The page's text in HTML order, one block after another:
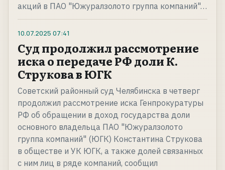
акций в ПАО "Южуралзолото группа компаний"…
10.07.2025 07:41
Суд продолжил рассмотрение
иска о передаче РФ доли К.
Струкова в ЮГК
Советский районный суд Челябинска в четверг
продолжил рассмотрение иска Генпрокуратуры
РФ об обращении в доход государства доли
основного владельца ПАО "Южуралзолото
группа компаний" (ЮГК) Константина Струкова
в обществе и УК ЮГК, а также долей связанных
с ним лиц в ряде компаний, сообщил